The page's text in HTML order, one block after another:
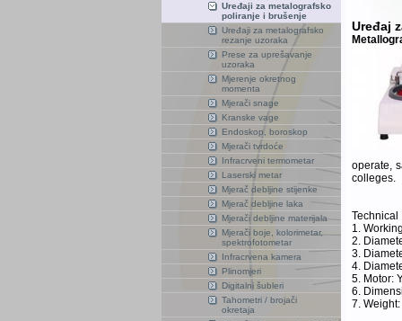
Uređaji za metalografsko
poliranje i brušenje
Uređaji za metalografsko
rezanje uzoraka
Prese za uprešavanje
uzoraka
Mjerenje okretnog
momenta
Mjerači snage
Kranske vage
Endoskop, boroskop
Mjerači tvrdoće
Infracrveni termometar
Laserski metar
Mjerač debljine stijenke
Mjerač debljine laka
Mjerači debljine materijala
Mjerači boje, kolorimetar,
spektrofotometar
Infracrvena kamera
Plinomjeri
Digitalni šubleri
Tahometri / brojači
okretaja
Uređaj
operate,
colleges.
Technical
1.
2.
3.
4.
5. Motor:
6.
7.